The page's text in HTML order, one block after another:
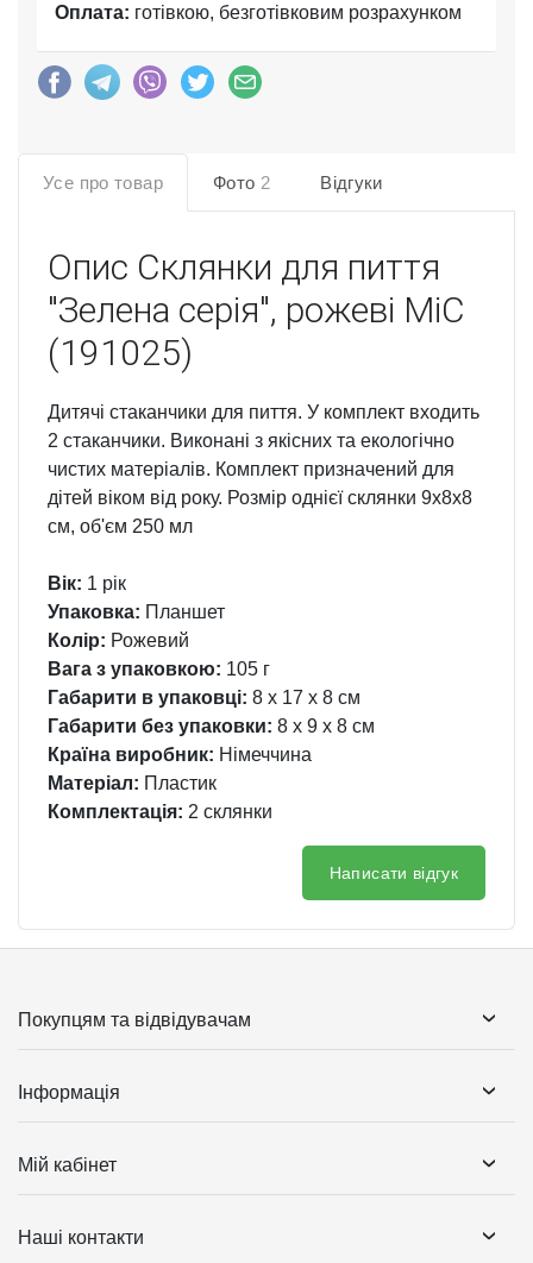
Оплата: готівкою, безготівковим розрахунком
Усе про товар Фото 2 Відгуки
Опис Склянки для пиття
"Зелена серія", рожеві MiC
(191025)
Дитячі стаканчики для пиття. У комплект входить
2 стаканчики. Виконані з якісних та екологічно
чистих матеріалів. Комплект призначений для
дітей віком від року. Розмір однієї склянки 9х8х8
см, об'єм 250 мл
Вік: 1 рік
Упаковка: Планшет
Колір: Рожевий
Вага з упаковкою: 105 г
Габарити в упаковці: 8 x 17 x 8 см
Габарити без упаковки: 8 x 9 x 8 см
Країна виробник: Німеччина
Матеріал: Пластик
Комплектація: 2 склянки
Написати відгук
Покупцям та відвідувачам
Інформація
Мій кабінет
Наші контакти